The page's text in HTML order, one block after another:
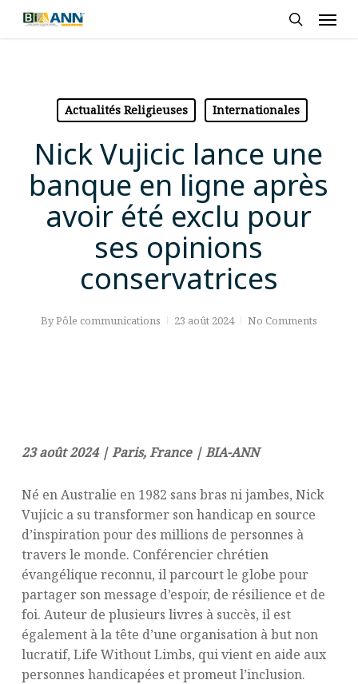
Skip
Actualités Religieuses Internationales
Nick Vujicic lance une
banque en ligne après
avoir été exclu pour
ses opinions
conservatrices
ByPôle communications 23 août 2024 No Comments
23 août 2024 | Paris, France | BIA-ANN
Né en Australie en 1982 sans bras ni jambes, Nick
Vujicic a su transformer son handicap en source
d’inspiration pour des millions de personnes à
travers le monde. Conférencier chrétien
évangélique reconnu, il parcourt le globe pour
partager son message d’espoir, de résilience et de
foi. Auteur de plusieurs livres à succès, il est
également à la tête d’une organisation à but non
lucratif, Life Without Limbs, qui vient en aide aux
personnes handicapées et promeut l’inclusion.